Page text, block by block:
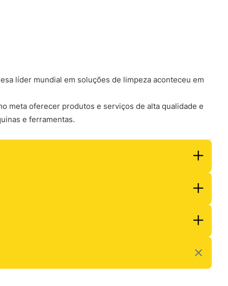
líder mundial em soluções de limpeza aconteceu em
meta oferecer produtos e serviços de alta qualidade e
e ferramentas.